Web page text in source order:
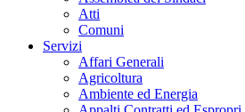
Atti
Comuni
Servizi
Affari Generali
Agricoltura
Ambiente ed Energia